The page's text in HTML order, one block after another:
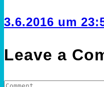
3.6.2016 um
Leave a